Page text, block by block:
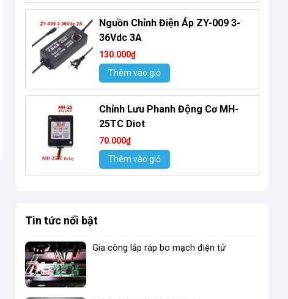
Nguồn Chỉnh Điện Áp ZY-009 3-
36Vdc 3A
130.000₫
Thêm vào giỏ
Chỉnh Lưu Phanh Động Cơ MH-
25TC Diot
70.000₫
Thêm vào giỏ
Tin tức nổi bật
Gia công lắp ráp bo mạch điện tử